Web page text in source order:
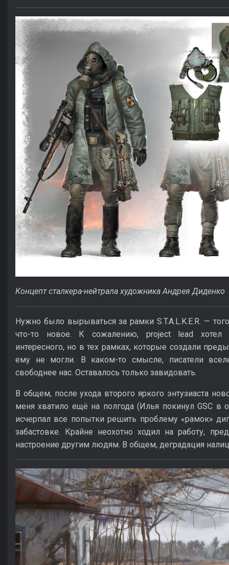
Концепт сталкера-нейтрала художника Андрея Диденко
Нужно было вырываться за рамки S.T.A.L.K.E.R. —
что-то новое. К сожалению, project lead хотел
интересного, но в тех рамках, которые создали
ему не могли. В каком-то смысле, писатели
свободнее нас. Оставалось только завидовать.
В общем, после ухода второго яркого энтузиаста
меня хватило ещё на полгода (Илья покинул GSC в
исчерпал все попытки решить проблему «рамок»
забастовке. Крайне неохотно ходил на работу,
настроение другим людям. В общем, деградация